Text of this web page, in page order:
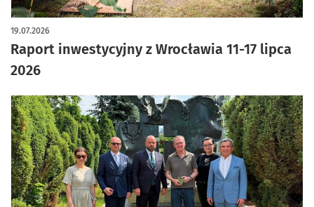
Raport inwestycyjny z Wrocławia 11-17 lipca
2026
19.07.2026
artykuł z galerią zdjęć